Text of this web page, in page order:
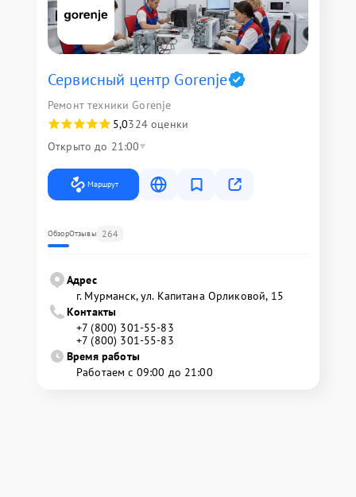
Сервисный центр Gorenje
Ремонт техники Gorenje
5,0324 оценки
Открыто до 21:00
Маршрут
ОбзорОтзывы 264
Адрес
г. Мурманск, ул. Капитана Орликовой, 15
Контакты
+7 (800) 301-55-83
+7 (800) 301-55-83
Время работы
Работаем с 09:00 до 21:00